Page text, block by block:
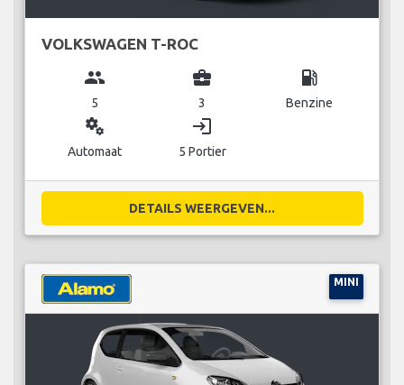
VOLKSWAGEN T-ROC
group
5
business_center
3
local_gas_station
Benzine
miscellaneous_services
Automaat
login
5 Portier
DETAILS WEERGEVEN...
MINI